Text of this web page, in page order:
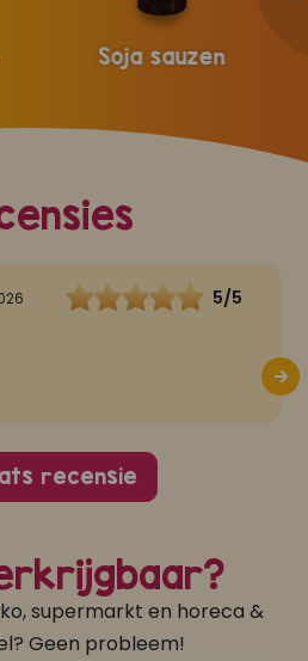
Soja sauzen
5/5
recensie
supermarkt en horeca &
Geen probleem!